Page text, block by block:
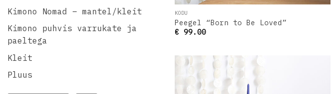
Kimono Nomad – mantel/kleit
Kimono puhvis varrukate ja
paeltega
Kleit
Pluus
KODU
Peegel “Born to Be Loved”
€ 99.00